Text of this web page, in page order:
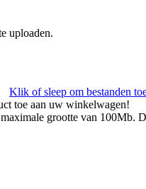
uploaden.
Klik of sleep om bestanden
toe aan uw winkelwagen!
grootte van 100Mb.